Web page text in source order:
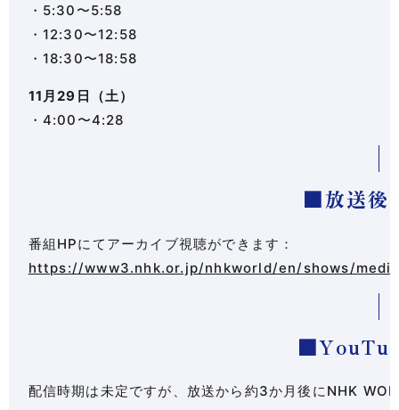
・5:30〜5:58
・12:30〜12:58
・18:30〜18:58
11月29日（土）
・4:00〜4:28
■放送後
番組HPにてアーカイブ視聴ができます：
https://www3.nhk.or.jp/nhkworld/en/shows/
配信時期は未定ですが、 放送から約3か月後 にNHK